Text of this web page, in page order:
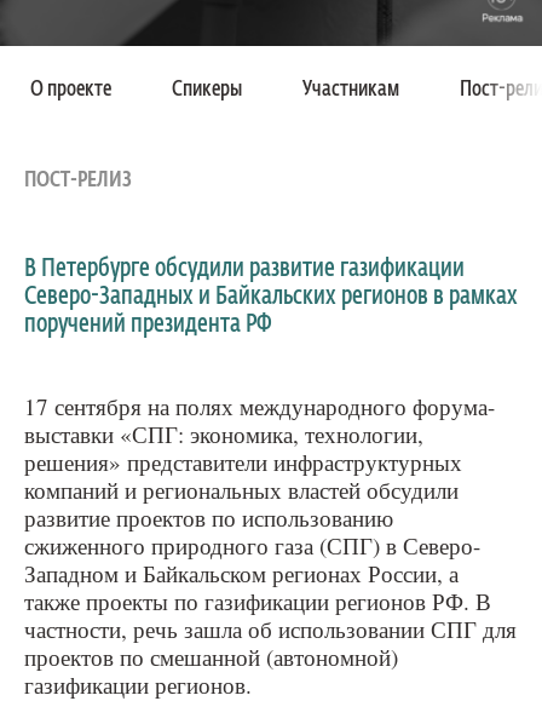
О проекте Спикеры Участникам Пост-
ПОСТ-РЕЛИЗ
В Петербурге обсудили развитие газификации
Северо-Западных и Байкальских регионов в рамках
поручений президента РФ
17 сентября на полях международного форума-
выставки «СПГ: экономика, технологии,
решения» представители инфраструктурных
компаний и региональных властей обсудили
развитие проектов по использованию
сжиженного природного газа (СПГ) в Северо-
Западном и Байкальском регионах России, а
также проекты по газификации регионов РФ. В
частности, речь зашла об использовании СПГ для
проектов по смешанной (автономной)
газификации регионов.